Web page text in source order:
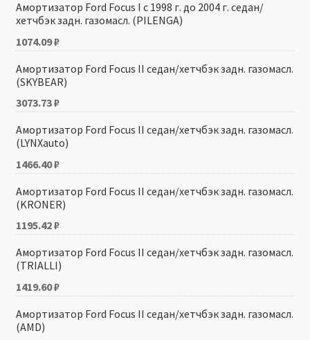
Амортизатор Ford Focus I с 1998 г. до 2004 г. седан/
хетчбэк задн. газомасл. (PILENGA)
1074.09₽
Амортизатор Ford Focus II седан/хетчбэк задн. газомасл.
(SKYBEAR)
3073.73₽
Амортизатор Ford Focus II седан/хетчбэк задн. газомасл.
(LYNXauto)
1466.40₽
Амортизатор Ford Focus II седан/хетчбэк задн. газомасл.
(KRONER)
1195.42₽
Амортизатор Ford Focus II седан/хетчбэк задн. газомасл.
(TRIALLI)
1419.60₽
Амортизатор Ford Focus II седан/хетчбэк задн. газомасл.
(AMD)